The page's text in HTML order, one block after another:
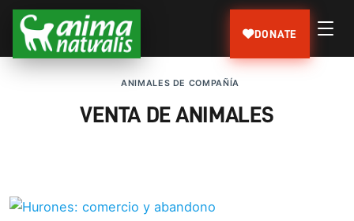
DONATE
ANIMALES DE COMPAÑÍ­A
VENTA DE ANIMALES